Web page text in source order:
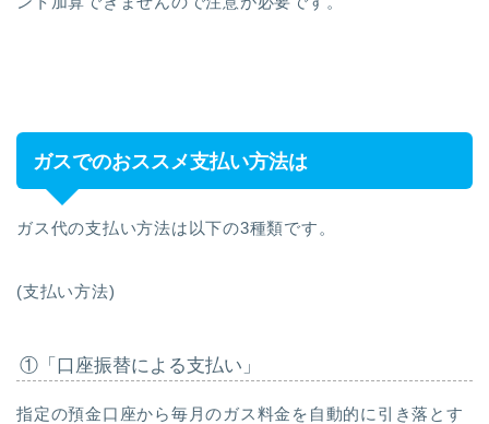
ガスでのおススメ支払い方法は
ガス代の支払い方法は以下の3種類です。
(支払い方法)
①「口座振替による支払い」
指定の預金口座から毎月のガス料金を自動的に引き落とす